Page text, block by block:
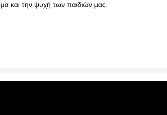
και την ψυχή των παιδιών μας.